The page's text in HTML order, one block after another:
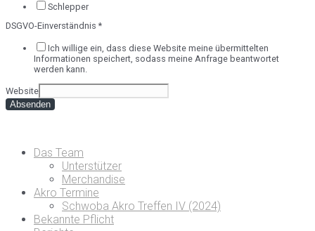
Schlepper
DSGVO-Einverständnis *
Ich willige ein, dass diese Website meine übermittelten
Informationen speichert, sodass meine Anfrage beantwortet
werden kann.
Website
Absenden
Das Team
Unterstützer
Merchandise
Akro Termine
Schwoba Akro Treffen IV (2024)
Bekannte Pflicht